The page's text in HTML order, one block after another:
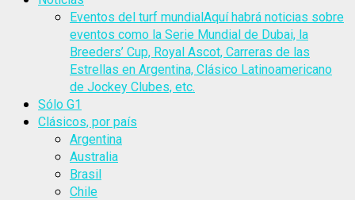
Eventos del turf mundialAquí habrá noticias sobre
eventos como la Serie Mundial de Dubai, la
Breeders’ Cup, Royal Ascot, Carreras de las
Estrellas en Argentina, Clásico Latinoamericano
de Jockey Clubes, etc.
Sólo G1
Clásicos, por país
Argentina
Australia
Brasil
Chile